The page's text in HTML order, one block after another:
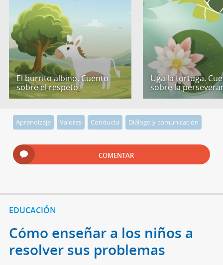
El burrito albino. Cuento
sobre el respeto
Uga la tortuga.
sobre la
Aprendizaje Valores Conducta Diálogo y comunicación
COMENTAR
EDUCACIÓN
Cómo enseñar a los niños a
resolver sus problemas